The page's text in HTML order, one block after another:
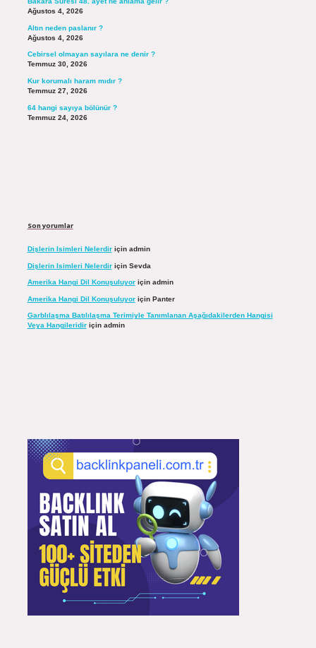
Ağustos 4, 2026
Altın neden paslanır ?
Ağustos 4, 2026
Cebirsel olmayan sayılara ne denir ?
Temmuz 30, 2026
Kur korumalı haram mıdır ?
Temmuz 27, 2026
64 hangi sayıya bölünür ?
Temmuz 24, 2026
Son yorumlar
Dişlerin Isimleri Nelerdiriçin admin
Dişlerin Isimleri Nelerdiriçin Sevda
Amerika Hangi Dil Konuşuluyoriçin admin
Amerika Hangi Dil Konuşuluyoriçin Panter
Garblılaşma Batılılaşma Terimiyle Tanımlanan Aşağıdakilerden Hangisi
Veya Hangileridiriçin admin